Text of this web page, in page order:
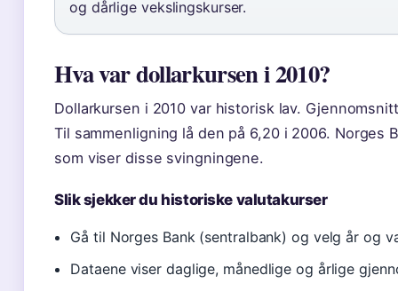
og dårlige vekslingskurser.
Hva var dollarkursen i 2010?
Dollarkursen i 2010 var historisk lav.
Til sammenligning lå den på 6,20 i 2006. Norges
som viser disse svingningene.
Slik sjekker du historiske valutakurser
Gå til Norges Bank (sentralbank) og velg år og
Dataene viser daglige, månedlige og årlige